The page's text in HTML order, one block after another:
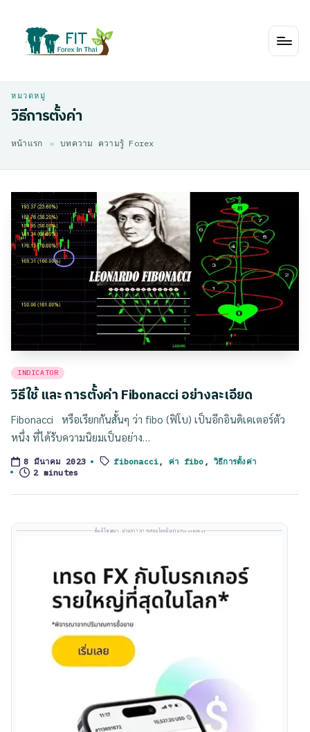
วิธีการตั้งค่า
หน้าแรก » บทความ ความรู้ Forex
Posted
INDICATOR
วิธีใช้ และ การตั้งค่า Fibonacci อย่างละเอียด
Fibonacci หรือเรียกกันสั้นๆ ว่า fibo (ฟิโบ) เป็นอีกอินดิเคเตอร์ตัว
หนึ่ง ที่ได้รับความนิยมเป็นอย่าง…
8 มีนาคม 2023
Tags: fibonacci , ค่า fibo ,วิธีการตั้งค่า
2 minutes
พื้นที่โฆษณา · ผ่านการตรวจสอบโดยทีมงาน Forexinthai